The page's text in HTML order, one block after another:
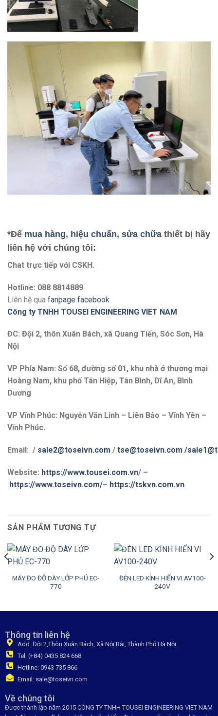
*Để mua hàng, hiệu chuẩn, sửa chữa thiết bị hãy
liên hệ với chúng tôi:
Chat trực tiếp với CSKH.
Hotline: 088 8814889
Liên hệ qua fanpage facebook
Công ty TNHH TOUSEI ENGINEERING VIET NAM
ĐC: Đội 2, thôn Xuân Bách, xã Quang Tiến, Sóc Sơn, Hà
Nội
VP Phía Nam: Số 68, đường số 01, khu nhà ở thương mại
Hoàng Nam, khu phố Tân Hiệp, Tân Bình, Dĩ An, Bình
Dương
VP Vĩnh Phúc: Nguyễn Văn Linh – Liên Bảo – Vĩnh Yên –
Vĩnh Phúc.
Email: / sale2@toseivn.com / tse@toseivn.com /
Website: https://www.tousei.com.vn/ –
https://www.toseivn.com/– https://tskvn.com.vn
SẢN PHẨM TƯƠNG TỰ
MÁY ĐO ĐỘ DÀY LỚP PHỦ EC-
770
ĐÈN LED KÍNH HIỂN VI AV100-
240V
Thông tin liên hệ
Add: Đội 2,Thôn Xuân Bách, Xã Nội Bài, Thành Phố Hà Nội.
Tel: (+84) 0435 824 668
Hotline: 0943 735 866
Email: sale@toseivn.com
Về chúng tôi
Được thành lập năm 2015 CÔNG TY TNHH TOUSEI ENGINEERING VIET NAM